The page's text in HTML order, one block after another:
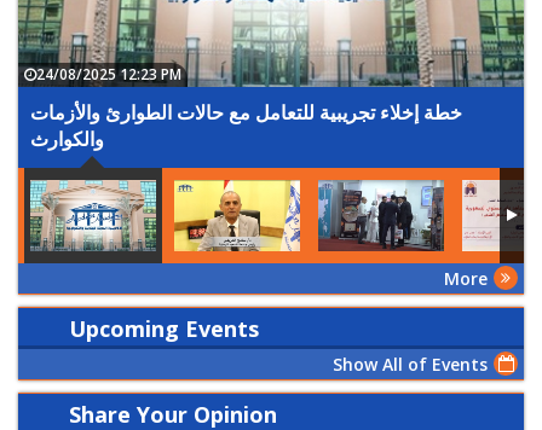
خطة إخلاء تجريبية للتعامل مع حالات الطوارئ والأزمات
والكوارث
24/08/2025 12:23 PM
More
Upcoming Events
Show All of Events
Share Your Opinion